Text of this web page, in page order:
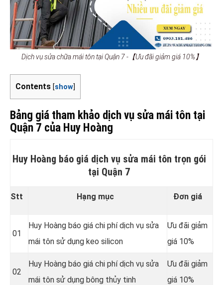
Dịch vụ sửa chữa mái tôn tại Quận 7 -【Ưu đãi giảm giá 10%】
Contents [show]
Bảng giá tham khảo dịch vụ sửa mái tôn tại
Quận 7 của Huy Hoàng
Huy Hoàng báo giá dịch vụ sửa mái tôn trọn gói
tại Quận 7
Stt Hạng mục Đơn giá
01
Huy Hoàng báo giá chi phí dịch vụ sửa
mái tôn sử dụng keo silicon
Ưu đãi giảm
giá 10%
02
Huy Hoàng báo giá chi phí dịch vụ sửa
mái tôn sử dụng bông thủy tinh
Ưu đãi giảm
giá 10%